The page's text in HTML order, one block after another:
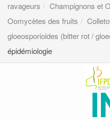
ravageurs
Champignons et
Oomycètes des fruits
gloeosporioides (bitter rot /
épidémiologie